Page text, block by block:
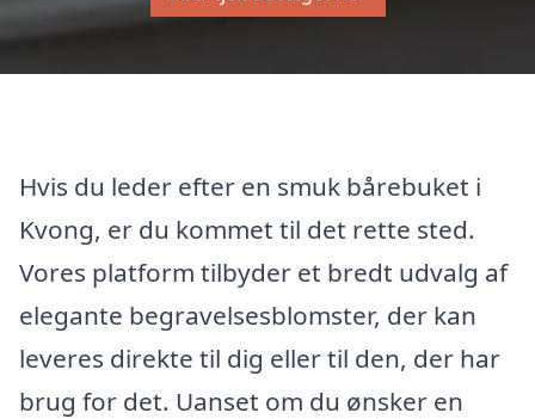
Hvis du leder efter en smuk bårebuket i
Kvong, er du kommet til det rette sted.
Vores platform tilbyder et bredt udvalg af
elegante begravelsesblomster, der kan
leveres direkte til dig eller til den, der har
brug for det. Uanset om du ønsker en